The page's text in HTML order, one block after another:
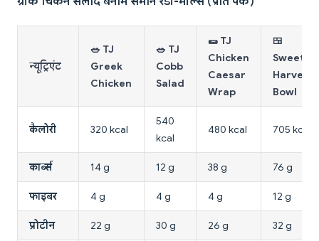
न्यूट्रिएंट
🥗 TJ
Greek
Chicken
🥗 TJ
Cobb
Salad
🌯 TJ
Chicken
Caesar
Wrap
🍱
Harvest
Bowl
कैलोरी 320 kcal
540
kcal
480 kcal 705 kcal
कार्ब्स 14 g 12 g 38 g 76 g
फाइबर 4 g 4 g 4 g 12 g
प्रोटीन 22 g 30 g 26 g 32 g